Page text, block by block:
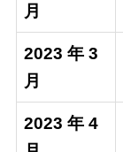
月
2023 年 3
月
2023 年 4